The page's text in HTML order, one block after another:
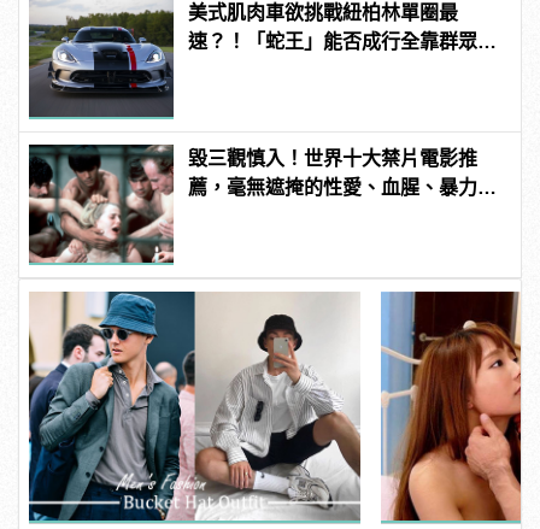
美式肌肉車欲挑戰紐柏林單圈最
速？！「蛇王」能否成行全靠群眾募
毀三觀慎入！世界十大禁片電影推
薦，毫無遮掩的性愛、血腥、暴力、